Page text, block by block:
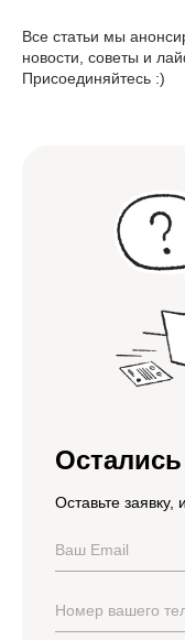
Все статьи мы
новости, советы и
Присоединяйтесь :)
Оставьте